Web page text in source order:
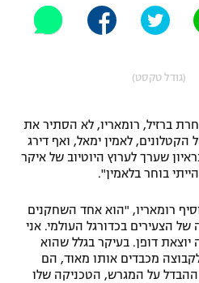
(גודל טקסט)
ברזיל, רומאריו, לא הסתיר את
לאמין ימאל, ואף דירג
שערך לערוץ היוטיוב של איקר
בוחר בלאמין".
רומאריו, "הוא אחד השחקנים
הצעירים בכדורגל העולמי. אני
יוצאת דופן. בעיקר בגלל שהוא
מכבדים אותו מאוד, הם
ההבדל על המגרש, הטכניקה שלו